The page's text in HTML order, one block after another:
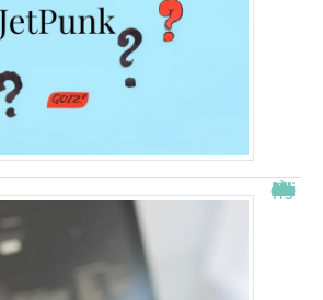
À quelle heure les virements bancaires passent Crédit Agricole ?